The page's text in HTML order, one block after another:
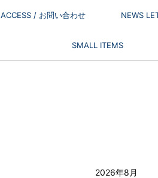
ACCESS / お問い合わせ NEWS
SMALL ITEMS
2026年8月